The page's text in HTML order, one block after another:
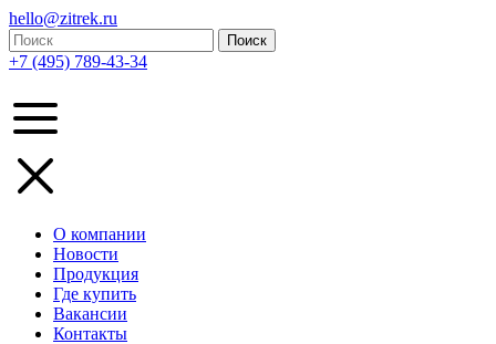
hello@zitrek.ru
+7 (495) 789-43-34
О компании
Новости
Продукция
Где купить
Вакансии
Контакты